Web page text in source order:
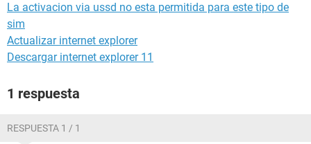
La activacion via ussd no esta permitida para este tipo de
sim
Actualizar internet explorer
Descargar internet explorer 11
1 respuesta
RESPUESTA 1 / 1